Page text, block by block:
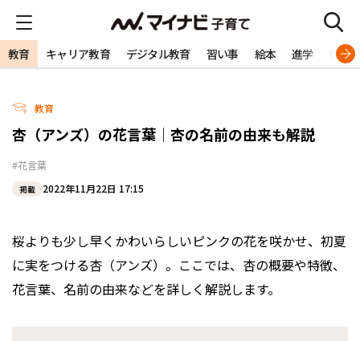
教育 キャリア教育 デジタル教育 習い事 絵本 進学 勉強
教育
杏（アンズ）の花言葉｜杏の名前の由来も解説
#花言葉
掲載 2022年11月22日 17:15
桜よりも少し早くかわいらしいピンクの花を咲かせ、初夏
に実をつける杏（アンズ）。ここでは、杏の概要や特徴、
花言葉、名前の由来などを詳しく解説します。